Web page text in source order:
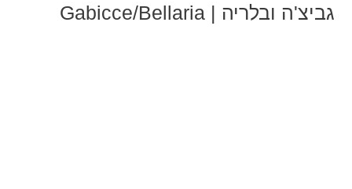
גביצ'ה ובלריה | Gabicce/Bellaria